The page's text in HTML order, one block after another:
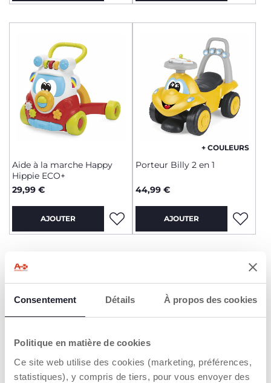
Consentement Détails À propos des cookies
Politique en matière de cookies
Ce site web utilise des cookies (marketing, préférences,
statistiques), y compris de tiers, pour vous envoyer des
Aide à la marche Happy
Hippie ECO+
29,99 €
AJOUTER
+ COULEURS
Porteur Billy 2 en 1
44,99 €
AJOUTER
+ COULEURS